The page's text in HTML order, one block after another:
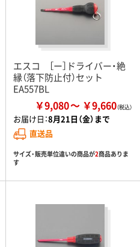
エスコ ［ー］ドライバー・絶
縁（落下防止付）セット
EA557BL
￥9,080 ￥9,660
お届け日：8月21日（金）まで
直送品
サイズ・販売単位違いの商品が2商品ありま
す